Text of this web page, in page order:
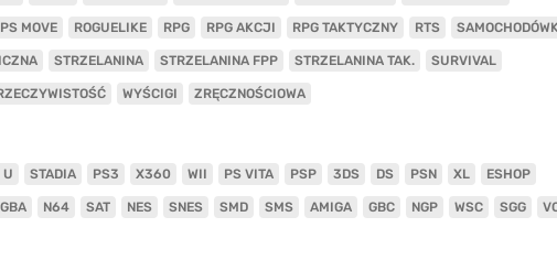
PS MOVE ROGUELIKE RPG RPG AKCJI RPG TAKTYCZNY RTS
STRZELANINA STRZELANINA FPP STRZELANINA TAK. SURVIVAL
WYŚCIGI ZRĘCZNOŚCIOWA
U STADIA PS3 X360 WII PS VITA PSP 3DS DS PSN XL ESHOP
GBA N64 SAT NES SNES SMD SMS AMIGA GBC NGP WSC SGG